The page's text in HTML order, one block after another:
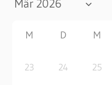
M D M
23 24 25